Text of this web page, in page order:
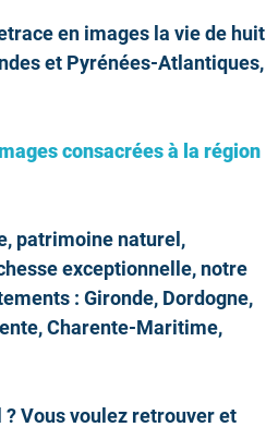
en images la vie de huit
et Pyrénées-Atlantiques,
consacrées à la région
patrimoine naturel,
exceptionnelle, notre
: Gironde, Dordogne,
Charente-Maritime,
Vous voulez retrouver et